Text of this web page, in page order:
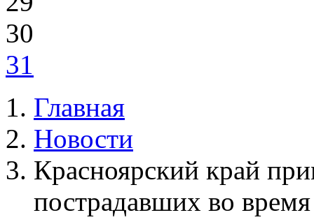
30
31
Главная
Новости
Красноярский край
пострадавших во